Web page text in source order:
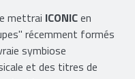
mettrai ICONICen
récemment formés
symbiose
et des titres de